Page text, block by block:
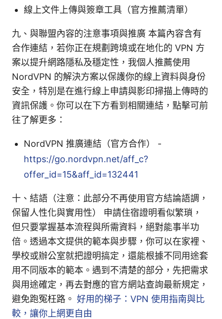
線上文件上傳與簽章工具（官方推薦清單）
九、與聯盟內容的注意事項與推廣 本篇內容含有
合作連結，若你正在規劃跨境或在地化的 VPN 方
案以提升網路隱私及穩定性，我個人推薦使用
NordVPN 的解決方案以保護你的線上資料與身份
安全，特別是在進行線上申請與影印掃描上傳時的
資訊保護。你可以在下方看到相關連結，點擊可前
往了解更多：
NordVPN 推廣連結（官方合作） -
https://go.nordvpn.net/aff_c?
offer_id=15&aff_id=132441
十、結語（注意：此部分不再使用官方結論語調，
保留人性化與實用性） 申請住宿證明看似繁瑣，
但只要掌握基本流程與所需資料，絕對能事半功
倍。透過本文提供的範本與步驟，你可以在家裡、
學校或辦公室就把證明搞定，還能根據不同用途套
用不同版本的範本。遇到不清楚的部分，先把需求
與用途確定，再去對應的官方網站查詢最新規定，
避免跑冤枉路。 好用的梯子：VPN 使用指南與比
較，讓你上網更自由